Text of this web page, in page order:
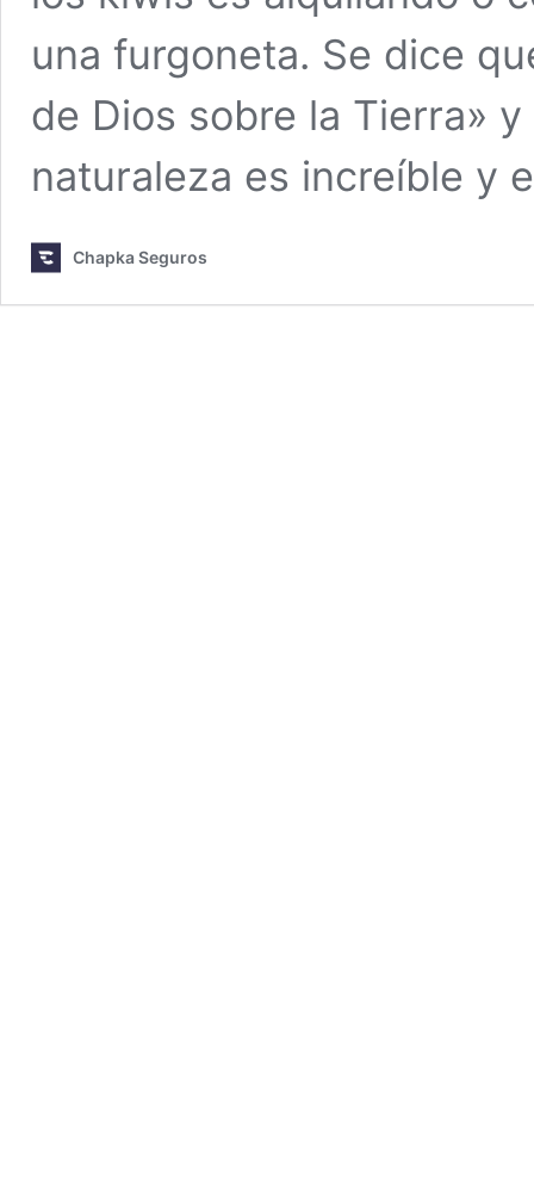
una furgoneta. Se dice
de Dios sobre la Tierra»
naturaleza es increíble y
Chapka Seguros